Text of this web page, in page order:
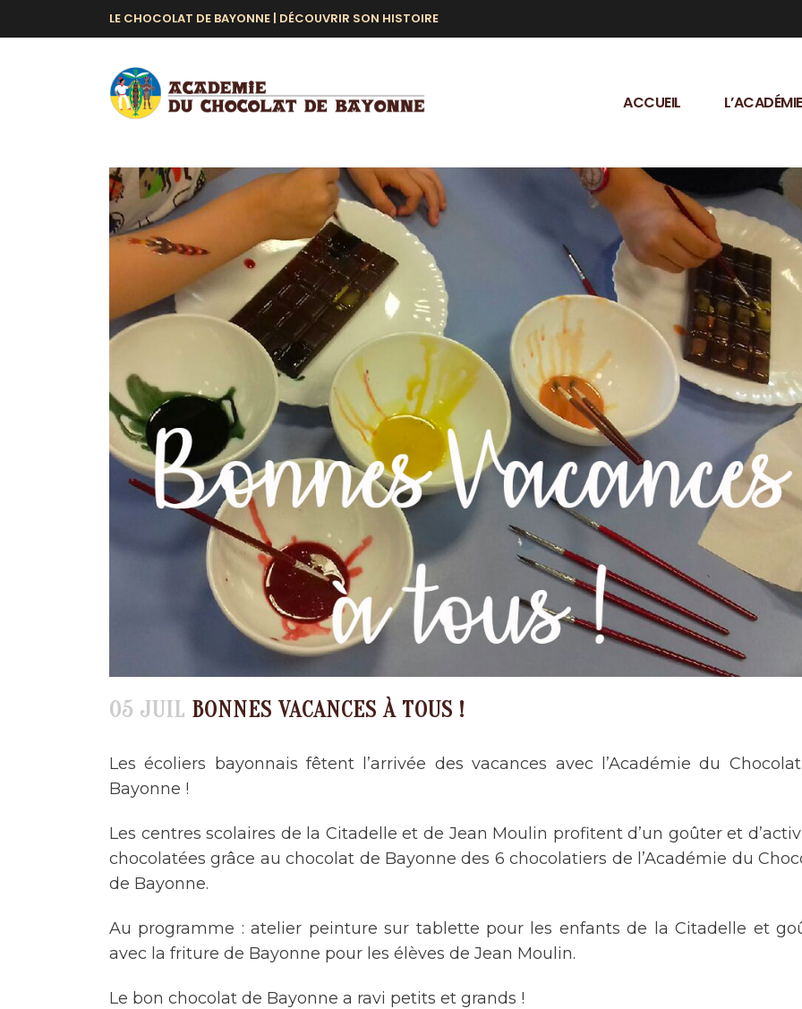
LE CHOCOLAT DE BAYONNE | DÉCOUVRIR SON HISTOIRE
ACCUEIL L’ACADÉMIE
05 JUIL BONNES VACANCES À TOUS !
Les écoliers bayonnais fêtent l’arrivée des vacances avec l’Académie du
Bayonne !
Les centres scolaires de la Citadelle et de Jean Moulin profitent d’un goûter et
chocolatées grâce au chocolat de Bayonne des 6 chocolatiers de l’Académie du
de Bayonne.
Au programme : atelier peinture sur tablette pour les enfants de la Citadelle et
avec la friture de Bayonne pour les élèves de Jean Moulin.
Le bon chocolat de Bayonne a ravi petits et grands !